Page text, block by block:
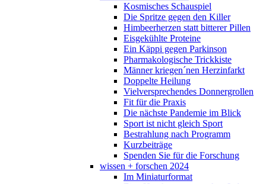
Kosmisches Schauspiel
Die Spritze gegen den Killer
Himbeerherzen statt bitterer Pillen
Eisgekühlte Proteine
Ein Käppi gegen Parkinson
Pharmakologische Trickkiste
Männer kriegen´nen Herzinfarkt
Doppelte Heilung
Vielversprechendes Donnergrollen
Fit für die Praxis
Die nächste Pandemie im Blick
Sport ist nicht gleich Sport
Bestrahlung nach Programm
Kurzbeiträge
Spenden Sie für die Forschung
wissen + forschen 2024
Im Miniaturformat